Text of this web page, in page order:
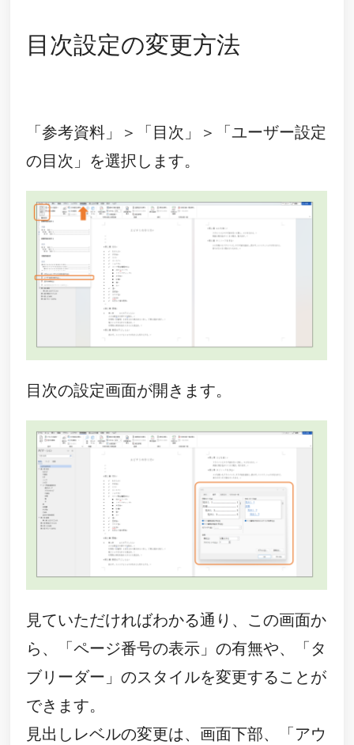
目次設定の変更方法
「参考資料」＞「目次」＞「ユーザー設定
の目次」を選択します。
目次の設定画面が開きます。
見ていただければわかる通り、この画面か
ら、「ページ番号の表示」の有無や、「タ
ブリーダー」のスタイルを変更することが
できます。
見出しレベルの変更は、画面下部、「アウ